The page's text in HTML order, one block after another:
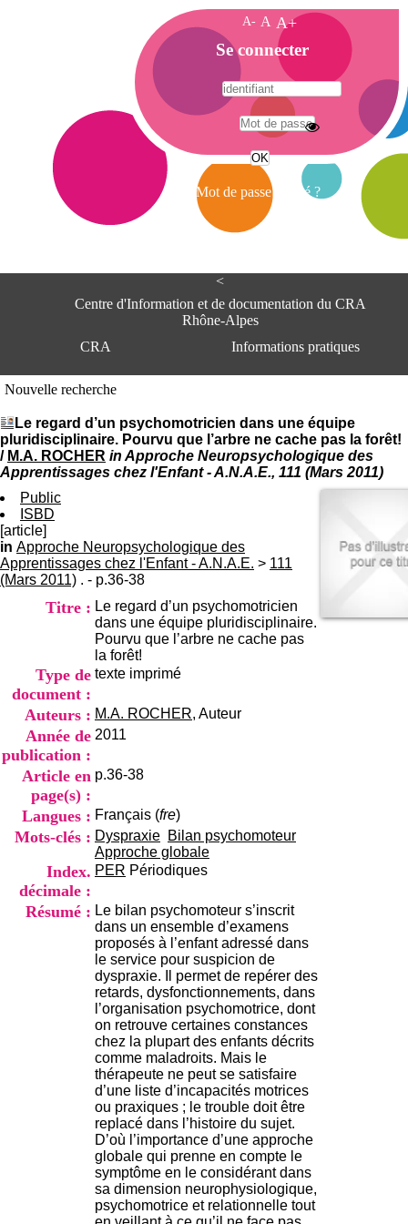
<
Centre d'Information et de documentation du CRA
Rhône-Alpes
CRA
Informations pratiques
du CRA Rhône-Alpes
Centre Hospitalier le Vinatier
bât 211
95, Bd Pinel
69678 Bron Cedex
Tél: +33(0)4 37 91 54 65
Mail
Nouvelle recherche
Le regard d’un psychomotricien dans une équipe
pluridisciplinaire. Pourvu que l’arbre ne cache pas la forêt!
/ M.A. ROCHER in Approche Neuropsychologique des
Apprentissages chez l'Enfant - A.N.A.E., 111 (Mars 2011)
Public
ISBD
[article]
in Approche Neuropsychologique des
Apprentissages chez l'Enfant - A.N.A.E. > 111
(Mars 2011) . - p.36-38
Titre : Le regard d’un psychomotricien
dans une équipe pluridisciplinaire.
Pourvu que l’arbre ne cache pas
la forêt!
Type de
document :
texte imprimé
Auteurs : M.A. ROCHER, Auteur
Année de
publication :
2011
Article en
page(s) :
p.36-38
Langues : Français (fre)
Mots-clés : Dyspraxie Bilan psychomoteur
Approche globale
Index.
décimale :
PER Périodiques
Résumé : Le bilan psychomoteur s’inscrit
dans un ensemble d’examens
proposés à l’enfant adressé dans
le service pour suspicion de
dyspraxie. Il permet de repérer des
retards, dysfonctionnements, dans
l’organisation psychomotrice, dont
on retrouve certaines constances
chez la plupart des enfants décrits
comme maladroits. Mais le
thérapeute ne peut se satisfaire
d’une liste d’incapacités motrices
ou praxiques ; le trouble doit être
replacé dans l’histoire du sujet.
D’où l’importance d’une approche
globale qui prenne en compte le
symptôme en le considérant dans
sa dimension neurophysiologique,
psychomotrice et relationnelle tout
A- A A+
A
c
c
e
i
Se connecter
Mot de passe oublié ?
A
e
e
n
f
o
r
i
o
n
t
d
e
D
o
u
m
t
t
i
o
n
d
C
R
A
R
h
n
e
-
A
l
p
e
s
C
e
n
t
r
e